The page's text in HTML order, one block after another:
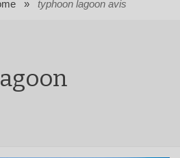
» typhoon lagoon avis